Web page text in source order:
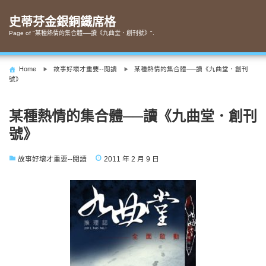
content
史蒂芬金銀銅鐵席格
Page of "某種熱情的集合體──讀《九曲堂．創刊號》".
Home 故事好壞才重要--閱讀
某種熱情的集合體──讀《九曲堂．創刊
號》
某種熱情的集合體──讀《九曲堂．創刊
號》
故事好壞才重要--閱讀 2011 年 2 月 9 日